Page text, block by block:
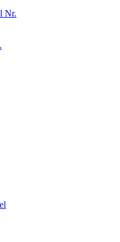
Nr.